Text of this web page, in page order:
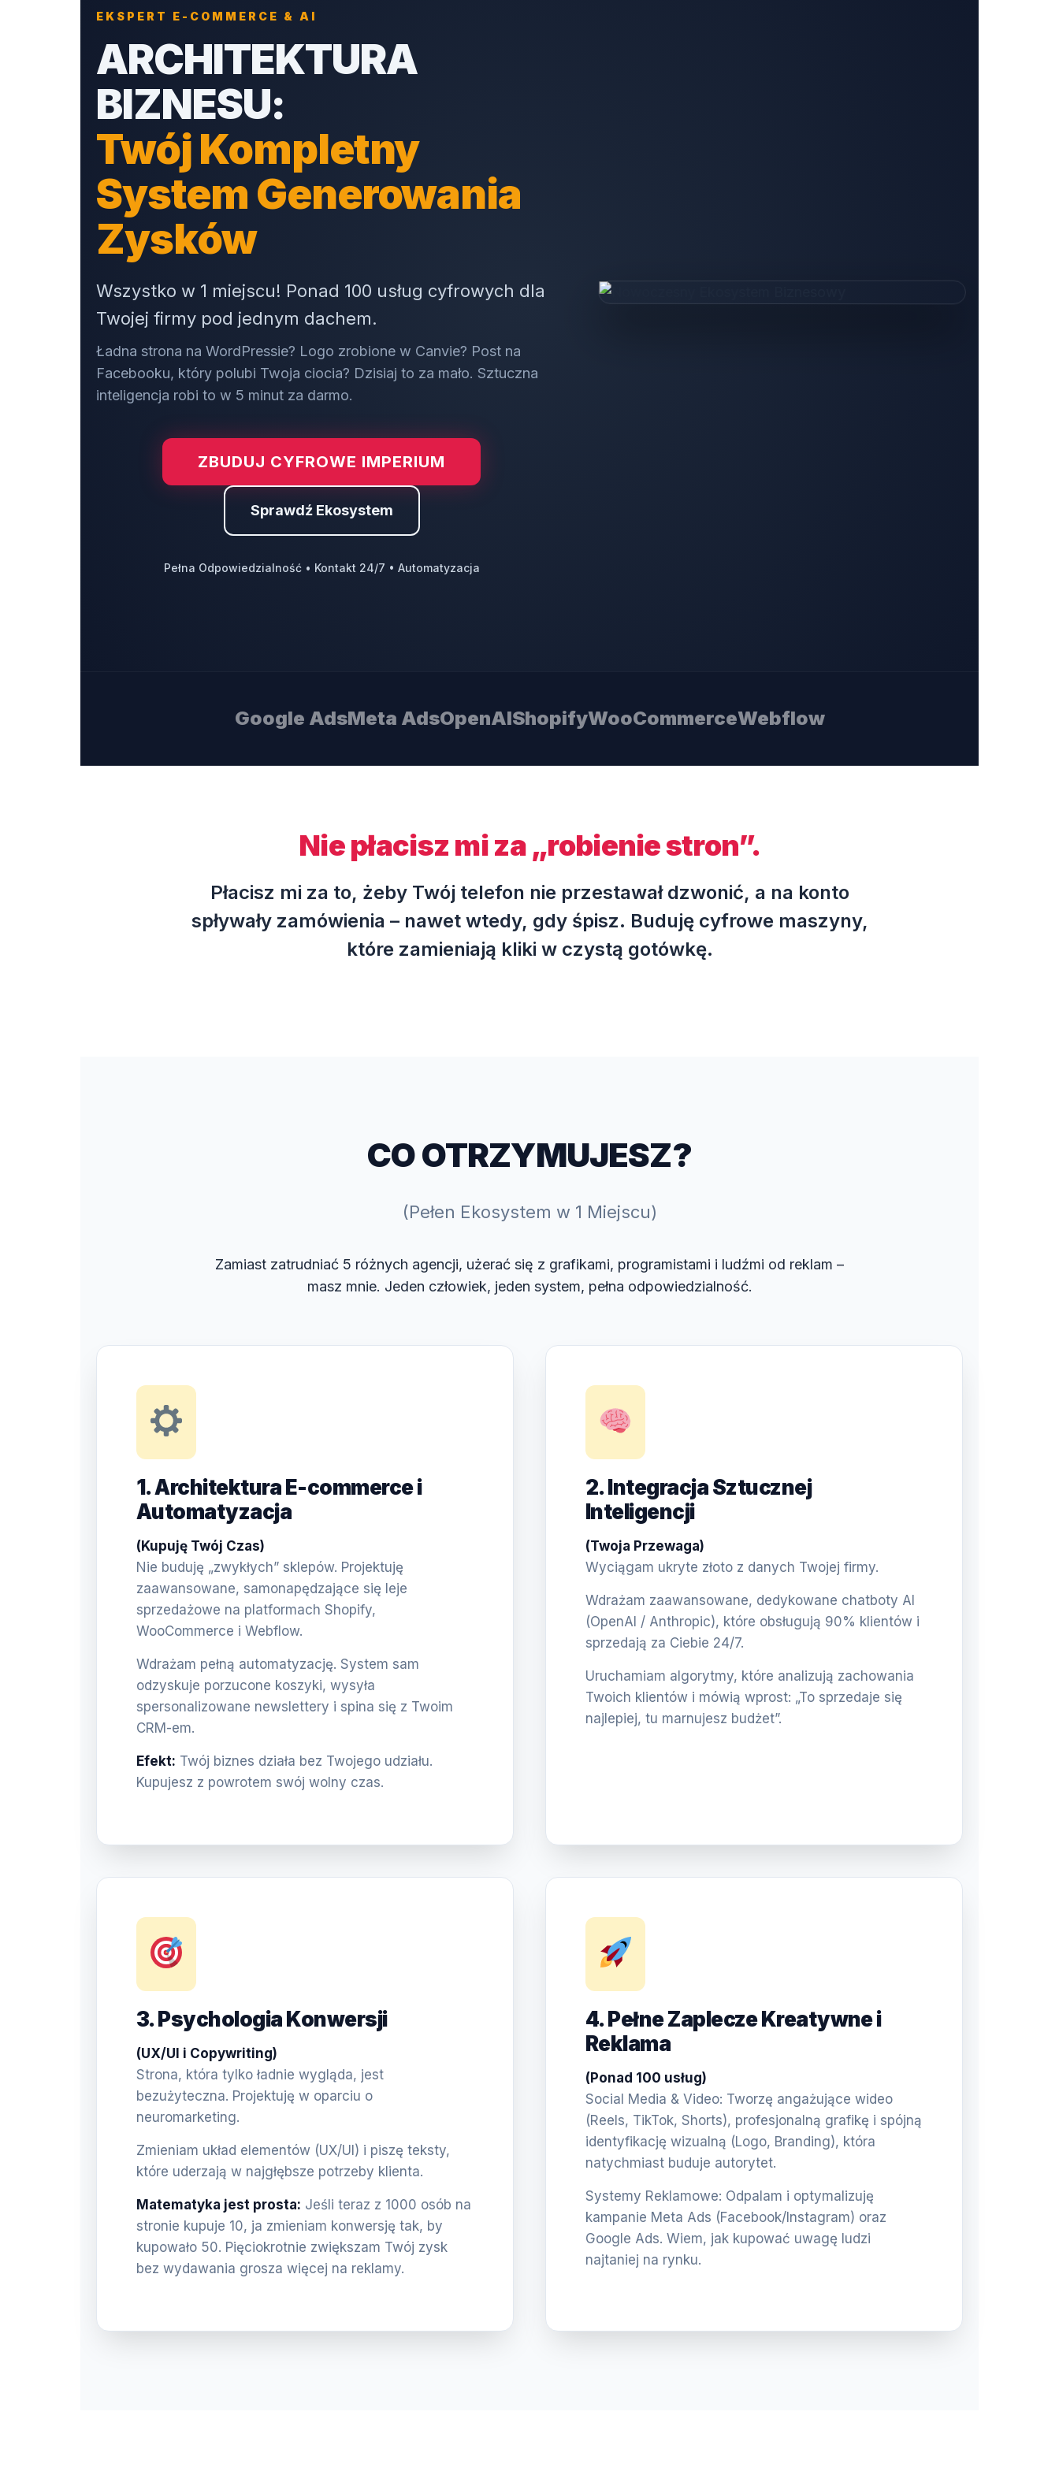
EKSPERT E-COMMERCE & AI
ARCHITEKTURA
BIZNESU:
Twój Kompletny
System Generowania
Zysków
Wszystko w 1 miejscu! Ponad 100 usług cyfrowych dla
Twojej firmy pod jednym dachem.
Ładna strona na WordPressie? Logo zrobione w Canvie? Post na
Facebooku, który polubi Twoja ciocia? Dzisiaj to za mało. Sztuczna
inteligencja robi to w 5 minut za darmo.
ZBUDUJ CYFROWE IMPERIUM
Sprawdź Ekosystem
Pełna Odpowiedzialność • Kontakt 24/7 • Automatyzacja
Google AdsMeta AdsOpenAIShopifyWooCommerceWebflow
Nie płacisz mi za „robienie stron”.
Płacisz mi za to, żeby Twój telefon nie przestawał dzwonić, a na konto
spływały zamówienia – nawet wtedy, gdy śpisz. Buduję cyfrowe maszyny,
które zamieniają kliki w czystą gotówkę.
CO OTRZYMUJESZ?
(Pełen Ekosystem w 1 Miejscu)
Zamiast zatrudniać 5 różnych agencji, użerać się z grafikami, programistami i ludźmi od reklam –
masz mnie. Jeden człowiek, jeden system, pełna odpowiedzialność.
1. Architektura E-commerce i
Automatyzacja
(Kupuję Twój Czas)
Nie buduję „zwykłych” sklepów. Projektuję
zaawansowane, samonapędzające się leje
sprzedażowe na platformach Shopify,
WooCommerce i Webflow.
Wdrażam pełną automatyzację. System sam
odzyskuje porzucone koszyki, wysyła
spersonalizowane newslettery i spina się z Twoim
CRM-em.
Efekt: Twój biznes działa bez Twojego udziału.
Kupujesz z powrotem swój wolny czas.
2. Integracja Sztucznej
Inteligencji
(Twoja Przewaga)
Wyciągam ukryte złoto z danych Twojej firmy.
Wdrażam zaawansowane, dedykowane chatboty AI
(OpenAI / Anthropic), które obsługują 90% klientów i
sprzedają za Ciebie 24/7.
Uruchamiam algorytmy, które analizują zachowania
Twoich klientów i mówią wprost: „To sprzedaje się
najlepiej, tu marnujesz budżet”.
3. Psychologia Konwersji
(UX/UI i Copywriting)
Strona, która tylko ładnie wygląda, jest
bezużyteczna. Projektuję w oparciu o
neuromarketing.
Zmieniam układ elementów (UX/UI) i piszę teksty,
które uderzają w najgłębsze potrzeby klienta.
Matematyka jest prosta: Jeśli teraz z 1000 osób na
stronie kupuje 10, ja zmieniam konwersję tak, by
kupowało 50. Pięciokrotnie zwiększam Twój zysk
bez wydawania grosza więcej na reklamy.
4. Pełne Zaplecze Kreatywne i
Reklama
(Ponad 100 usług)
Social Media & Video: Tworzę angażujące wideo
(Reels, TikTok, Shorts), profesjonalną grafikę i spójną
identyfikację wizualną (Logo, Branding), która
natychmiast buduje autorytet.
Systemy Reklamowe: Odpalam i optymalizuję
kampanie Meta Ads (Facebook/Instagram) oraz
Google Ads. Wiem, jak kupować uwagę ludzi
najtaniej na rynku.